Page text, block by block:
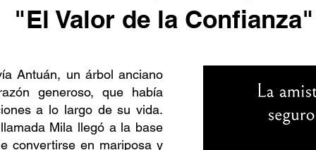
"El Valor de la Confianza"
Antuán, un árbol anciano
generoso, que había
a lo largo de su vida.
Mila llegó a la base
convertirse en mariposa y